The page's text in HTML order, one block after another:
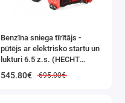
Benzīna sniega tīrītājs -
pūtējs ar elektrisko startu un
lukturi 6.5 z.s. (HECHT
545.80€ 695.00€